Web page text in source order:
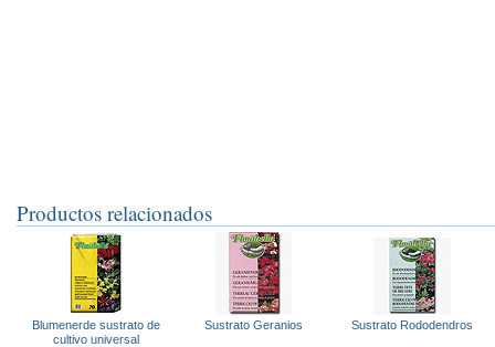
Productos relacionados
Blumenerde sustrato de
cultivo universal
Sustrato Geranios Sustrato Rododendros